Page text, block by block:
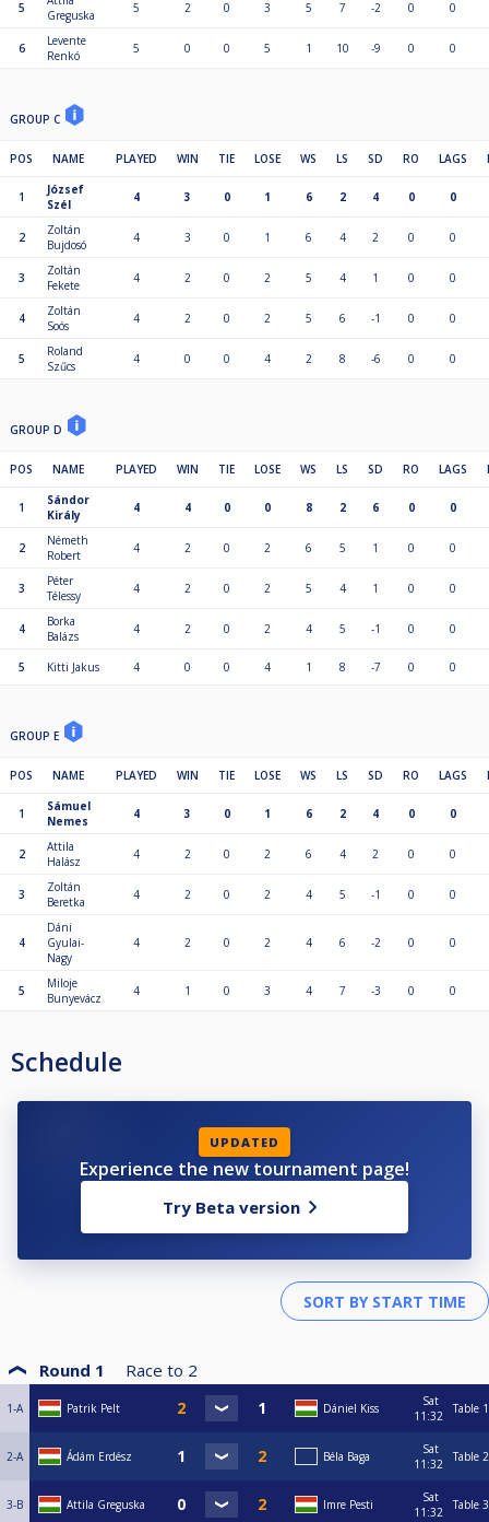
5
Greguska
5 2 0 3 5 7 -2 0 0
6
Levente
Renkó
5 0 0 5 1 10 -9 0 0
GROUP C
POS NAME PLAYED WIN TIE LOSE WS LS SD RO LAGS
1
József
Szél
4 3 0 1 6 2 4 0 0
2
Zoltán
Bujdosó
4 3 0 1 6 4 2 0 0
3
Zoltán
Fekete
4 2 0 2 5 4 1 0 0
4
Zoltán
Soós
4 2 0 2 5 6 -1 0 0
5
Roland
Szűcs
4 0 0 4 2 8 -6 0 0
GROUP D
POS NAME PLAYED WIN TIE LOSE WS LS SD RO LAGS
1
Sándor
Király
4 4 0 0 8 2 6 0 0
2
Németh
Robert
4 2 0 2 6 5 1 0 0
3
Péter
Télessy
4 2 0 2 5 4 1 0 0
4
Borka
Balázs
4 2 0 2 4 5 -1 0 0
5 Kitti Jakus 4 0 0 4 1 8 -7 0 0
GROUP E
POS NAME PLAYED WIN TIE LOSE WS LS SD RO LAGS
1
Sámuel
Nemes
4 3 0 1 6 2 4 0 0
2
Attila
Halász
4 2 0 2 6 4 2 0 0
3
Zoltán
Beretka
4 2 0 2 4 5 -1 0 0
4
Dáni
Gyulai-
Nagy
4 2 0 2 4 6 -2 0 0
5
Miloje
Bunyevácz
4 1 0 3 4 7 -3 0 0
Schedule
UPDATED
Experience the new tournament page!
Try Beta version
Round 1 Race to 2
1-A Patrik Pelt Dániel Kiss
Sat
11:32
Table 1
2-A Ádám Erdész Béla Baga
Sat
11:32
Table 2
3-B Attila Greguska Imre Pesti
Sat
11:32
Table 3